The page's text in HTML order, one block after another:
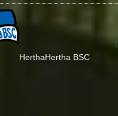
HerthaHertha BSC